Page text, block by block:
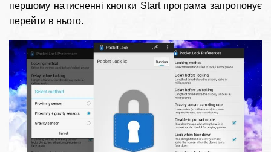
першому натисненні кнопки Start програма запропонує
перейти в нього.